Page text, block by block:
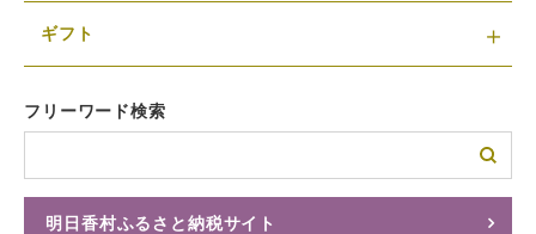
ギフト
フリーワード検索
明日香村ふるさと納税サイト